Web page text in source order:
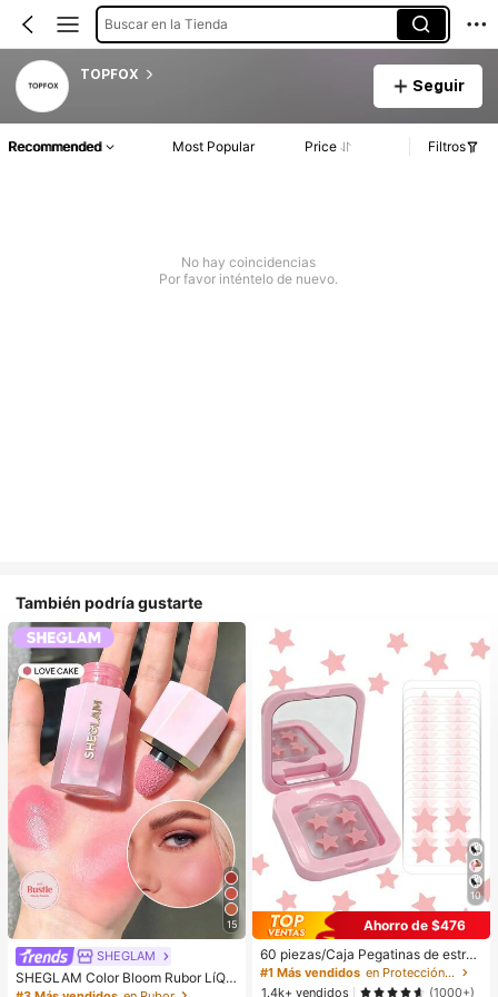
Buscar en la Tienda
TOPFOX
Seguir
Recommended Most Popular Price Filtros
No hay coincidencias
Por favor inténtelo de nuevo.
También podría gustarte
15
SHEGLAM
SHEGLAM Color Bloom Rubor LíQui
do Acabado Mate-Love Cake Color
10
Ahorro de $476
60 piezas/Caja Pegatinas de estrell
a lindas - Pegatinas faciales, sin al
cohol, sin fragancia, suaves en la pi
#1 Más vendidos
en Protección de la piel
1.4k+ vendidos
(1000+)